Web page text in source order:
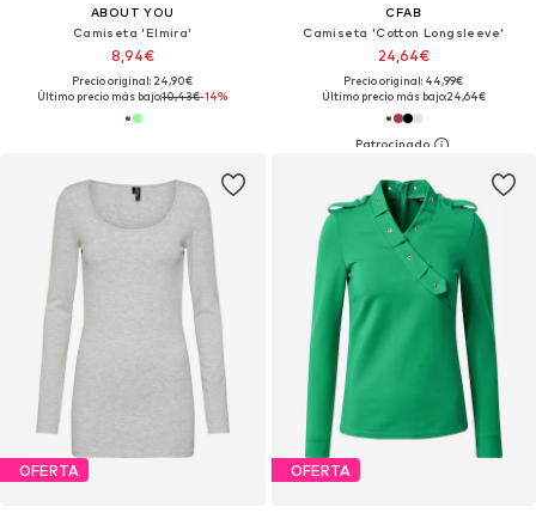
ABOUT YOU
Camiseta 'Elmira'
8,94€
Precio original: 24,90€
Último precio más bajo:10,43€-14%
CFAB
Camiseta 'Cotton Longsleeve'
24,64€
Precio original: 44,99€
Último precio más bajo:24,64€
OFERTA OFERTA